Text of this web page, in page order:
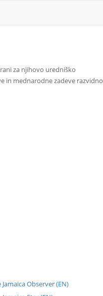
za njihovo uredniško
in mednarodne zadeve razvidno
Jamaica Observer (EN)